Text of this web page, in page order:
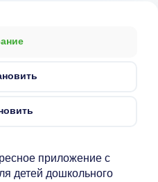
приложение с
детей дошкольного